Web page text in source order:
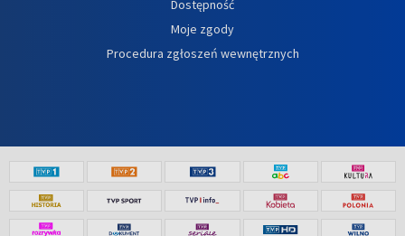
Dostępność
Moje zgody
Procedura zgłoszeń wewnętrznych